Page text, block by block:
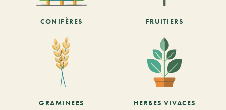
CONIFÈRES FRUITIERS
GRAMINEES HERBES VIVACES